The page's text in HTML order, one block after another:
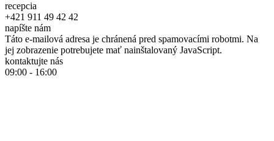
recepcia
+421 911 49 42 42
napíšte nám
Táto e-mailová adresa je chránená pred spamovacími robotmi. Na
jej zobrazenie potrebujete mať nainštalovaný JavaScript.
kontaktujte nás
09:00 - 16:00